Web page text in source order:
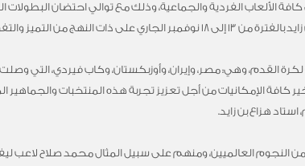
الألعاب الفردية والجماعية، وذلك مع توالي احتضان البطولات
النهج من التميز والتفوق.
القدم، وهي: مصر، وإيران، وأوزبكستان، وكاب فيردي، التي
كافة الإمكانيات من أجل تعزيز تجربة هذه المنتخبات
هزاع بن زايد.
من النجوم العالميين، ومنهم على سبيل المثال محمد صلاح